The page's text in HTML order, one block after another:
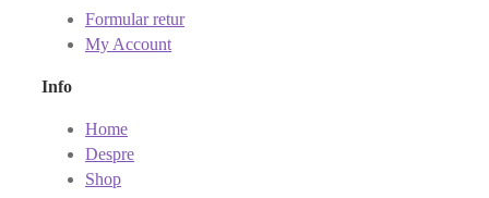
Formular retur
My Account
Info
Home
Despre
Shop